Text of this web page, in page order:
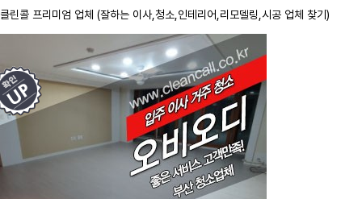
클린콜 프리미엄 업체 (잘하는 이사, 청소 ,인테리어,리모델링,시공 업체 찾기)